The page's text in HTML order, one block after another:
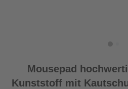
Mousepad
Kunststoff mit